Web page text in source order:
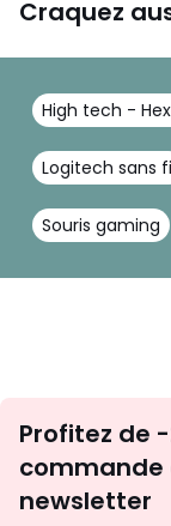
Craquez
High tech -
Logitech sans
Souris gaming
Profitez de
commande
newsletter